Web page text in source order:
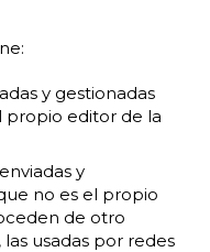
y gestionadas
editor de la
y
no es el propio
de otro
usadas por redes